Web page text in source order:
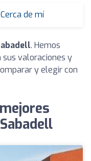
Cerca de mí
. Hemos
sus valoraciones y
y elegir con